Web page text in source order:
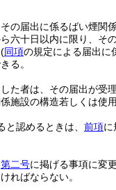
の届出に係るばい煙関
六十日以内に限り、そ
(同項の規定による届出に
る。
た者は、その届出が受
施設の構造若しくは使
認めるときは、 前項に
第二号に掲げる事項に変
ればならない。